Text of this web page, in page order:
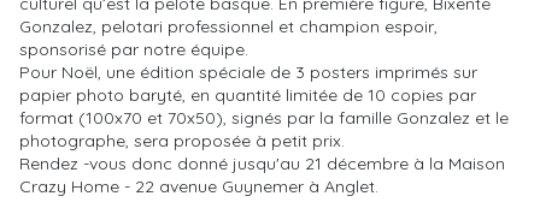
Gonzalez, pelotari professionnel et champion espoir,
sponsorisé par notre équipe.
Pour Noël, une édition spéciale de 3 posters imprimés sur
papier photo baryté, en quantité limitée de 10 copies par
format (100x70 et 70x50), signés par la famille Gonzalez et le
photographe, sera proposée à petit prix.
Rendez -vous donc donné jusqu'au 21 décembre à la Maison
Crazy Home - 22 avenue Guynemer à Anglet.